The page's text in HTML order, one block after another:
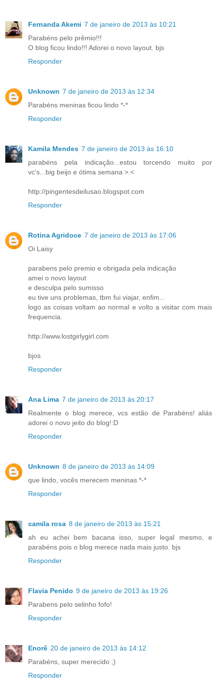
Fernanda Akemi 7 de janeiro de 2013 às 10:21
Parabéns pelo prêmio!!!
O blog ficou lindo!!! Adorei o novo layout. bjs
Responder
Unknown 7 de janeiro de 2013 às 12:34
Parabéns meninas ficou lindo *-*
Responder
Kamila Mendes 7 de janeiro de 2013 às 16:10
parabéns pela indicação...estou torcendo muito por
vc's...big beijo e ótima semana >.<
http://pingentesdeilusao.blogspot.com
Responder
Rotina Agridoce 7 de janeiro de 2013 às 17:06
Oi Laisy
parabens pelo premio e obrigada pela indicação
amei o novo layout
e desculpa pelo sumisso
eu tive uns problemas, tbm fui viajar, enfim...
logo as coisas voltam ao normal e volto a visitar com mais
frequencia.
http://www.lostgirlygirl.com
bjos
Responder
Ana Lima 7 de janeiro de 2013 às 20:17
Realmente o blog merece, vcs estão de Parabéns! aliás
adorei o novo jeito do blog!:D
Responder
Unknown 8 de janeiro de 2013 às 14:09
que lindo, vocês merecem meninas *-*
Responder
camila rosa 8 de janeiro de 2013 às 15:21
ah eu achei bem bacana isso, super legal mesmo, e
parabéns pois o blog merece nada mais justo. bjs
Responder
Flavia Penido 9 de janeiro de 2013 às 19:26
Parabens pelo selinho fofo!
Responder
Enorê 20 de janeiro de 2013 às 14:12
Parabéns, super merecido ;)
Responder